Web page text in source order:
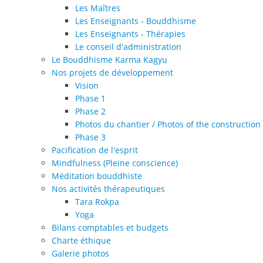
Les Maîtres
Les Enseignants - Bouddhisme
Les Enseignants - Thérapies
Le conseil d'administration
Le Bouddhisme Karma Kagyu
Nos projets de développement
Vision
Phase 1
Phase 2
Photos du chantier / Photos of the construction
Phase 3
Pacification de l'esprit
Mindfulness (Pleine conscience)
Méditation bouddhiste
Nos activités thérapeutiques
Tara Rokpa
Yoga
Bilans comptables et budgets
Charte éthique
Galerie photos